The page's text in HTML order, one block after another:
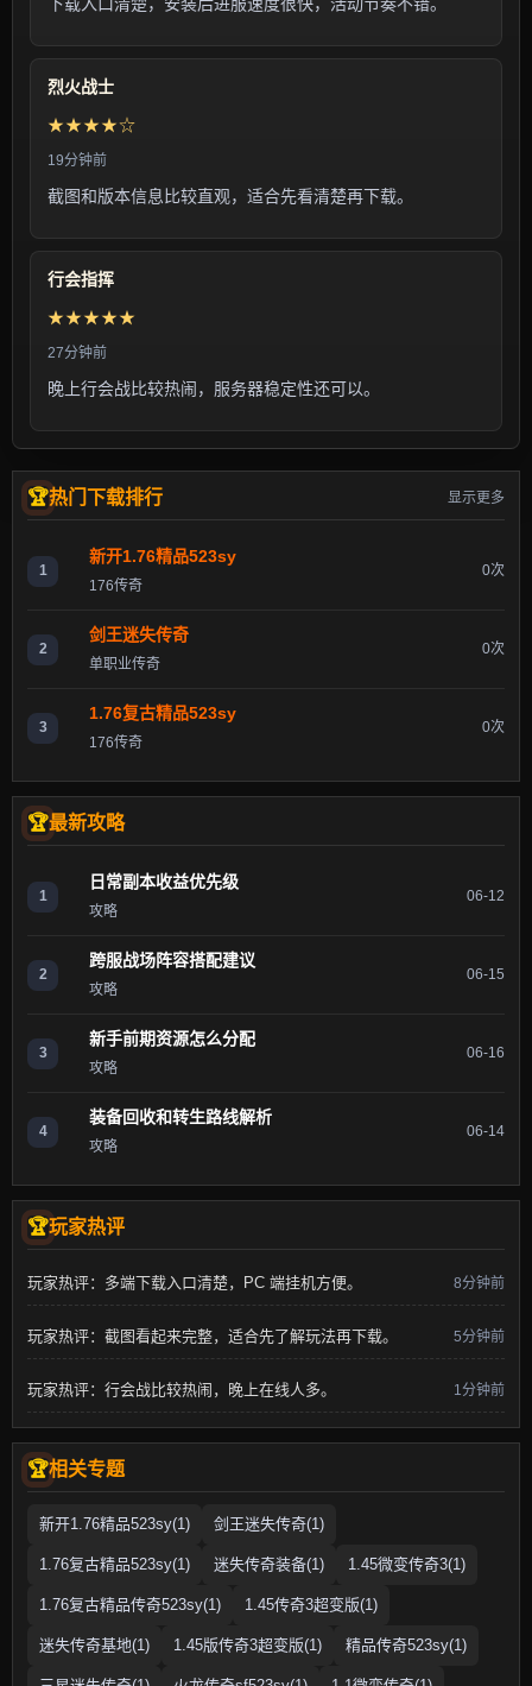
烈火战士
★★★★☆
19分钟前
截图和版本信息比较直观，适合先看清楚再下载。
行会指挥
★★★★★
27分钟前
晚上行会战比较热闹，服务器稳定性还可以。
热门下载排行 显示更多
1
新开1.76精品523sy
176传奇
0次
2
剑王迷失传奇
单职业传奇
0次
3
1.76复古精品523sy
176传奇
0次
最新攻略
1
日常副本收益优先级
攻略
06-12
2
跨服战场阵容搭配建议
攻略
06-15
3
新手前期资源怎么分配
攻略
06-16
4
装备回收和转生路线解析
攻略
06-14
玩家热评
玩家热评：多端下载入口清楚，PC 端挂机方便。 8分钟前
玩家热评：截图看起来完整，适合先了解玩法再下载。 5分钟前
玩家热评：行会战比较热闹，晚上在线人多。 1分钟前
相关专题
新开1.76精品523sy(1) 剑王迷失传奇(1)
1.76复古精品523sy(1) 迷失传奇装备(1) 1.45微变传奇3(1)
1.76复古精品传奇523sy(1) 1.45传奇3超变版(1)
迷失传奇基地(1) 1.45版传奇3超变版(1) 精品传奇523sy(1)